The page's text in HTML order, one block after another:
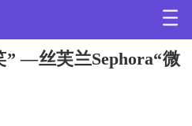
” —丝芙兰Sephora“微